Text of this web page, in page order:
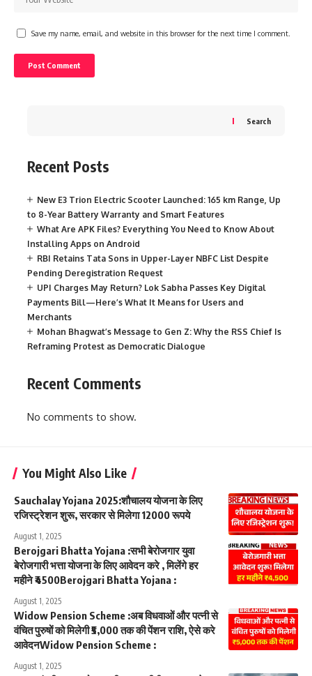
Save my name, email, and website in this browser for the next time I comment.
Search
Recent Posts
New E3 Trion Electric Scooter Launched: 165 km Range, Up
to 8-Year Battery Warranty and Smart Features
What Are APK Files? Everything You Need to Know About
Installing Apps on Android
RBI Retains Tata Sons in Upper-Layer NBFC List Despite
Pending Deregistration Request
UPI Charges May Return? Lok Sabha Passes Key Digital
Payments Bill—Here’s What It Means for Users and
Merchants
Mohan Bhagwat’s Message to Gen Z: Why the RSS Chief Is
Reframing Protest as Democratic Dialogue
Recent Comments
No comments to show.
You Might Also Like
Sauchalay Yojana 2025:शौचालय योजना के लिए
रजिस्ट्रेशन शुरू, सरकार से मिलेगा 12000 रूपये
August 1, 2025
Berojgari Bhatta Yojana :सभी बेरोजगार युवा
बेरोजगारी भत्ता योजना के लिए आवेदन करे , मिलेंगे हर
महीने ₹4500Berojgari Bhatta Yojana :
August 1, 2025
Widow Pension Scheme :अब विधवाओं और पत्नी से
वंचित पुरुषों को मिलेगी ₹5,000 तक की पेंशन राशि, ऐसे करे
आवेदनWidow Pension Scheme :
August 1, 2025